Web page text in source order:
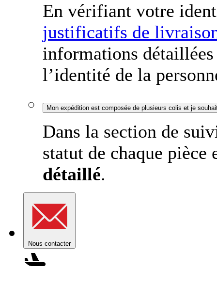
En vérifiant votre
justificatifs de
informations
l’identité de la
Dans la section de
statut de chaque
détaillé.
Nous contacter